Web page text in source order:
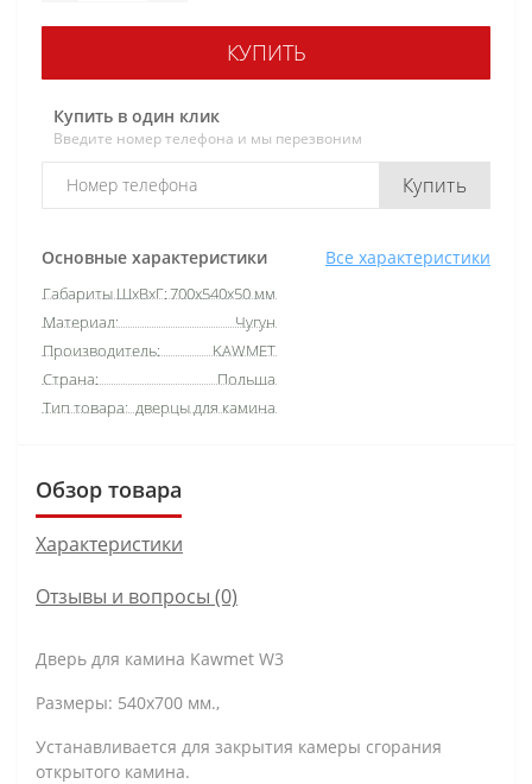
Основные характеристики Все характеристики
Габариты ШхВхГ:700х540х50 мм
Материал:
Чугун
Производитель:
KAWMET
Страна:
Польша
Тип товара: дверцы для камина
КУПИТЬ
Купить в один клик
Введите номер телефона и мы перезвоним
Купить
Обзор товара
Характеристики
Отзывы и вопросы (0)
Дверь для камина Kawmet W3
Размеры: 540x700 мм.,
Устанавливается для закрытия камеры сгорания
открытого камина.